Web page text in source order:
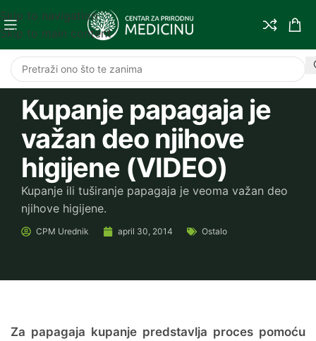
Skip to navigation
Skip to main content
Kupanje papagaja je
važan deo njihove
higijene (VIDEO)
Kupanje ili tuširanje papagaja je veoma važan deo
njihove higijene.
CPM Urednik april 30, 2014 Ostalo
Za papagaja kupanje predstavlja proces pomoću